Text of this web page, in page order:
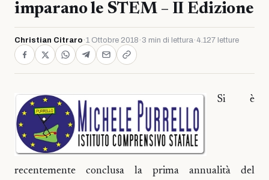
imparano le STEM – II Edizione
Christian Citraro ·1 Ottobre 2018 · 3 min di lettura· 4.127 letture
Si è
recentemente conclusa la prima annualità del